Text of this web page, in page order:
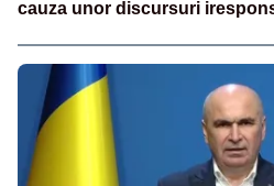
cauza unor discursuri